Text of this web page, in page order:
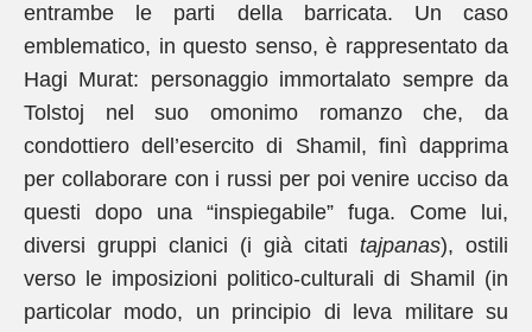
entrambe le parti della barricata. Un caso
emblematico, in questo senso, è rappresentato da
Hagi Murat: personaggio immortalato sempre da
Tolstoj nel suo omonimo romanzo che, da
condottiero dell’esercito di Shamil, finì dapprima
per collaborare con i russi per poi venire ucciso da
questi dopo una “inspiegabile” fuga. Come lui,
diversi gruppi clanici (i già citati tajpanas), ostili
verso le imposizioni politico-culturali di Shamil (in
particolar modo, un principio di leva militare su